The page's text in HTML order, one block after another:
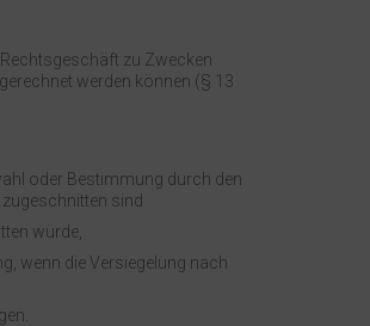
zu Zwecken
werden können (§ 13
oder Bestimmung durch den
sind
würde,
wenn die Versiegelung nach